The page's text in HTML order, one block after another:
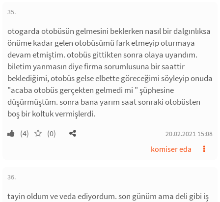
35.
otogarda otobüsün gelmesini beklerken nasıl bir dalgınlıksa
önüme kadar gelen otobüsümü fark etmeyip oturmaya
devam etmiştim. otobüs gittikten sonra olaya uyandım.
biletim yanmasın diye firma sorumlusuna bir saattir
beklediğimi, otobüs gelse elbette göreceğimi söyleyip onuda
"acaba otobüs gerçekten gelmedi mi " şüphesine
düşürmüştüm. sonra bana yarım saat sonraki otobüsten
boş bir koltuk vermişlerdi.
(4) (0) 20.02.2021 15:08
komiser eda
36.
tayin oldum ve veda ediyordum. son günüm ama deli gibi iş